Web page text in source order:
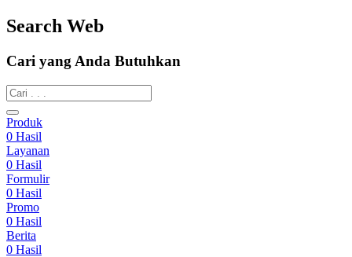
Search Web
Cari yang Anda Butuhkan
Produk
0 Hasil
Layanan
0 Hasil
Formulir
0 Hasil
Promo
0 Hasil
Berita
0 Hasil